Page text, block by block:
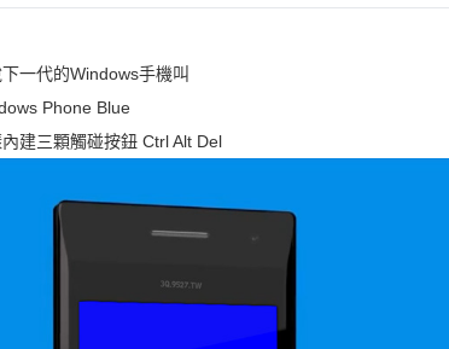
一代的Windows手機叫
Phone Blue
建三顆觸碰按鈕 Ctrl Alt Del